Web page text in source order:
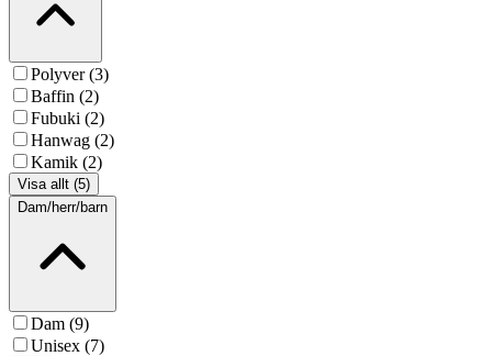
Polyver (3)
Baffin (2)
Fubuki (2)
Hanwag (2)
Kamik (2)
Visa allt (5)
Dam/herr/barn
Dam (9)
Unisex (7)